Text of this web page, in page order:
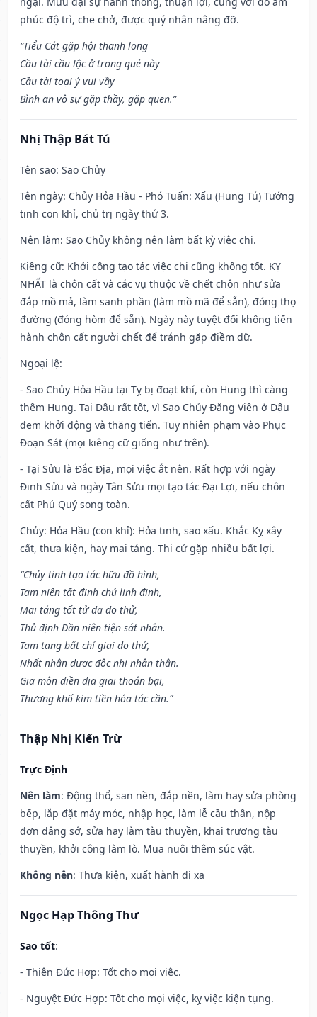
phúc độ trì, che chở, được quý nhân nâng đỡ.
“Tiểu Cát gặp hội thanh long
Cầu tài cầu lộc ở trong quẻ này
Cầu tài toại ý vui vầy
Bình an vô sự gặp thầy, gặp quen.”
Nhị Thập Bát Tú
Tên sao: Sao Chủy
Tên ngày: Chủy Hỏa Hầu - Phó Tuấn: Xấu (Hung Tú) Tướng
tinh con khỉ, chủ trị ngày thứ 3.
Nên làm: Sao Chủy không nên làm bất kỳ việc chi.
Kiêng cữ: Khởi công tạo tác việc chi cũng không tốt. KỴ
NHẤT là chôn cất và các vụ thuộc về chết chôn như sửa
đắp mồ mả, làm sanh phần (làm mồ mã để sẵn), đóng thọ
đường (đóng hòm để sẵn). Ngày này tuyệt đối không tiến
hành chôn cất người chết để tránh gặp điềm dữ.
Ngoại lệ:
- Sao Chủy Hỏa Hầu tại Tỵ bị đoạt khí, còn Hung thì càng
thêm Hung. Tại Dậu rất tốt, vì Sao Chủy Đăng Viên ở Dậu
đem khởi động và thăng tiến. Tuy nhiên phạm vào Phục
Đoạn Sát (mọi kiêng cữ giống như trên).
- Tại Sửu là Đắc Địa, mọi việc ắt nên. Rất hợp với ngày
Đinh Sửu và ngày Tân Sửu mọi tạo tác Đại Lợi, nếu chôn
cất Phú Quý song toàn.
Chủy: Hỏa Hầu (con khỉ): Hỏa tinh, sao xấu. Khắc Kỵ xây
cất, thưa kiện, hay mai táng. Thi cử gặp nhiều bất lợi.
“Chủy tinh tạo tác hữu đồ hình,
Tam niên tất đinh chủ linh đinh,
Mai táng tốt tử đa do thử,
Thủ định Dần niên tiện sát nhân.
Tam tang bất chỉ giai do thử,
Nhất nhân dược độc nhị nhân thân.
Gia môn điền địa giai thoán bại,
Thương khố kim tiền hóa tác cần.”
Thập Nhị Kiến Trừ
Trực Định
Nên làm: Động thổ, san nền, đắp nền, làm hay sửa phòng
bếp, lắp đặt máy móc, nhập học, làm lễ cầu thân, nộp
đơn dâng sớ, sửa hay làm tàu thuyền, khai trương tàu
thuyền, khởi công làm lò. Mua nuôi thêm súc vật.
Không nên: Thưa kiện, xuất hành đi xa
Ngọc Hạp Thông Thư
Sao tốt:
- Thiên Đức Hợp: Tốt cho mọi việc.
- Nguyệt Đức Hợp: Tốt cho mọi việc, kỵ việc kiện tụng.